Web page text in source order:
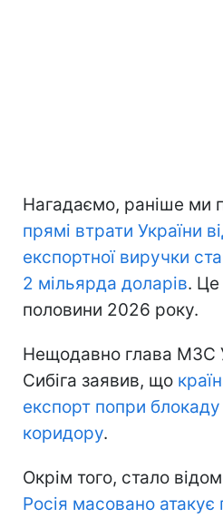
Нагадаємо, раніше ми
прямі втрати України
експортної виручки
2 мільярда доларів. Це
половини 2026 року.
Нещодавно глава МЗС
Сибіга заявив, що
експорт попри
коридору.
Окрім того, стало
Росія масовано атакує